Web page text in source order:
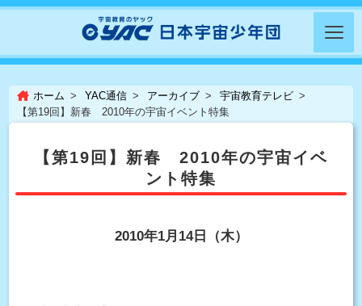
ホーム YAC通信 アーカイブ
宇宙教育テレビ
【第19回】新春 2010年の宇宙イベント特集
【第19回】新春 2010年の宇宙イベ
ント特集
2010年1月14日（木）